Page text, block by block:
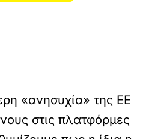
«ανησυχία» της ΕΕ
στις πλατφόρμες